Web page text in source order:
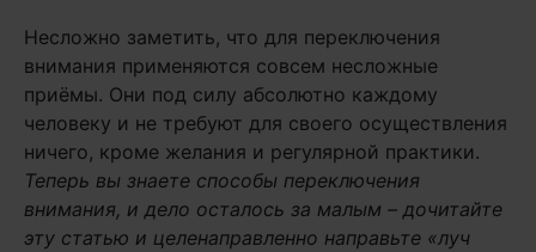
Несложно заметить, что для переключения
внимания применяются совсем несложные
приёмы. Они под силу абсолютно каждому
человеку и не требуют для своего осуществления
ничего, кроме желания и регулярной практики.
Теперь вы знаете способы переключения
внимания, и дело осталось за малым – дочитайте
эту статью и целенаправленно направьте «луч